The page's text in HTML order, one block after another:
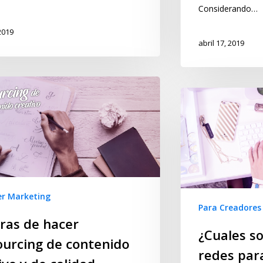
Considerando…
abril 17, 2019
Marketing
de hacer
de contenido
Para Creadores
¿Cuales
redes